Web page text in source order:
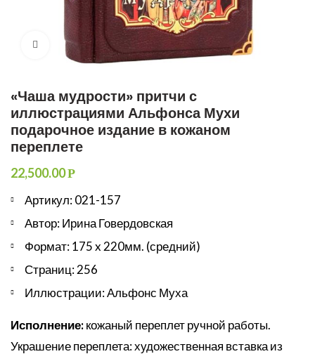
Увеличить
«Чаша мудрости» притчи с
иллюстрациями Альфонса Мухи
подарочное издание в кожаном
переплете
22,500.00Р
Артикул: 021-157
Автор: Ирина Говердовская
Формат: 175 x 220мм. (средний)
Страниц: 256
Иллюстрации: Альфонс Муха
Исполнение:кожаный переплет ручной работы.
Украшение переплета: художественная вставка из